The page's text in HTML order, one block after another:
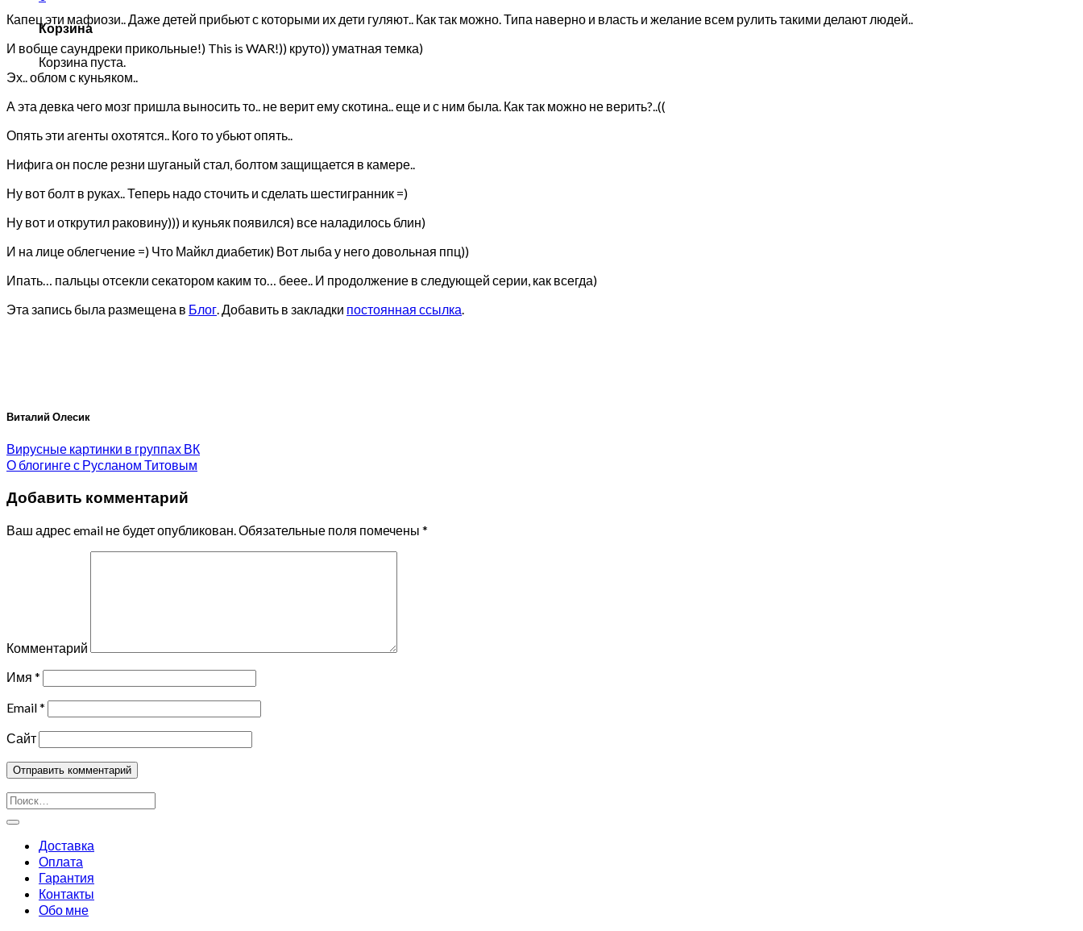
Корзина
Корзина пуста.
Капец эти мафиози.. Даже детей прибьют с которыми их дети гуляют.. Как так можно. Типа наверно и власть и желание всем рулить такими делают людей..
И вобще саундреки прикольные!) This is WAR!)) круто)) уматная темка)
Эх.. облом с куньяком..
А эта девка чего мозг пришла выносить то.. не верит ему скотина.. еще и с ним была. Как так можно не верить?..((
Опять эти агенты охотятся.. Кого то убьют опять..
Нифига он после резни шуганый стал, болтом защищается в камере..
Ну вот болт в руках.. Теперь надо сточить и сделать шестигранник =)
Ну вот и открутил раковину))) и куньяк появился) все наладилось блин)
И на лице облегчение =) Что Майкл диабетик) Вот лыба у него довольная ппц))
Ипать… пальцы отсекли секатором каким то… беее.. И продолжение в следующей серии, как всегда)
Эта запись была размещена в Блог. Добавить в закладки постоянная ссылка.
Виталий Олесик
Вирусные картинки в группах ВК
О блогинге с Русланом Титовым
Добавить комментарий
Ваш адрес email не будет опубликован. Обязательные поля помечены *
Комментарий
Имя *
Email*
Сайт
Искать:
Доставка
Оплата
Гарантия
Контакты
Обо мне